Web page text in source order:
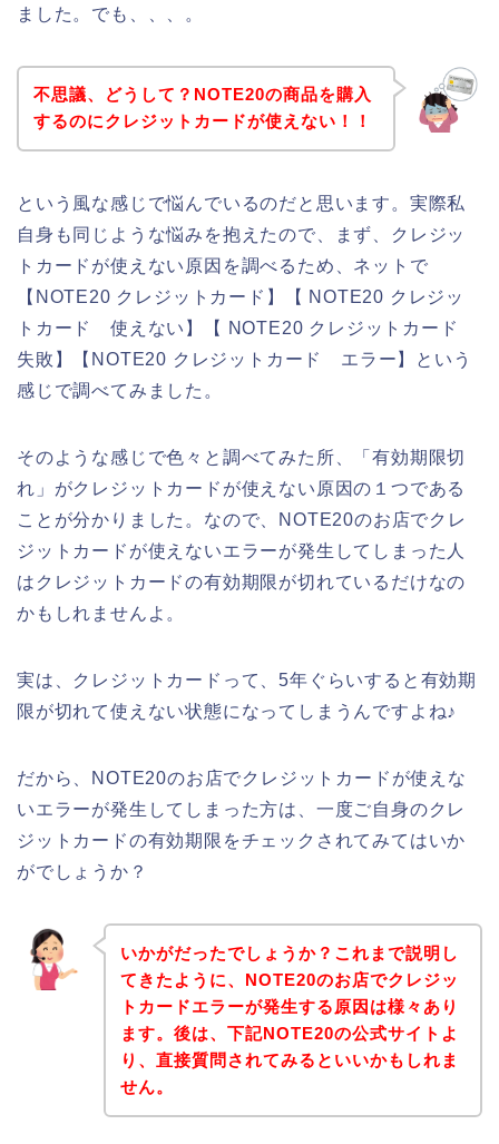
ました。でも、、、。
不思議、どうして？NOTE20の商品を購入
するのにクレジットカードが使えない！！
という風な感じで悩んでいるのだと思います。実際私
自身も同じような悩みを抱えたので、まず、クレジッ
トカードが使えない原因を調べるため、ネットで
【NOTE20 クレジットカード】【 NOTE20 クレジッ
トカード 使えない】【 NOTE20 クレジットカード
失敗】【NOTE20 クレジットカード エラー】という
感じで調べてみました。
そのような感じで色々と調べてみた所、「有効期限切
れ」がクレジットカードが使えない原因の１つである
ことが分かりました。なので、NOTE20のお店でクレ
ジットカードが使えないエラーが発生してしまった人
はクレジットカードの有効期限が切れているだけなの
かもしれませんよ。
実は、クレジットカードって、5年ぐらいすると有効期
限が切れて使えない状態になってしまうんですよね♪
だから、NOTE20のお店でクレジットカードが使えな
いエラーが発生してしまった方は、一度ご自身のクレ
ジットカードの有効期限をチェックされてみてはいか
がでしょうか？
いかがだったでしょうか？これまで説明し
てきたように、NOTE20のお店でクレジッ
トカードエラーが発生する原因は様々あり
ます。後は、下記NOTE20の公式サイトよ
り、直接質問されてみるといいかもしれま
せん。